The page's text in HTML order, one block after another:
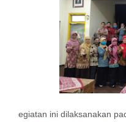
egiatan ini dilaksanakan